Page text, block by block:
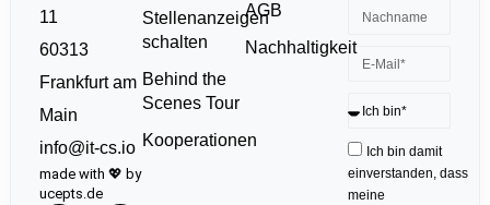
11
60313
Frankfurt am
Main
info@it-cs.io
made with 💖 by
ucepts.de
Stellenanzeigen
schalten
Behind the
Scenes Tour
Kooperationen
AGB
Nachhaltigkeit
Ich bin damit
einverstanden, dass
meine